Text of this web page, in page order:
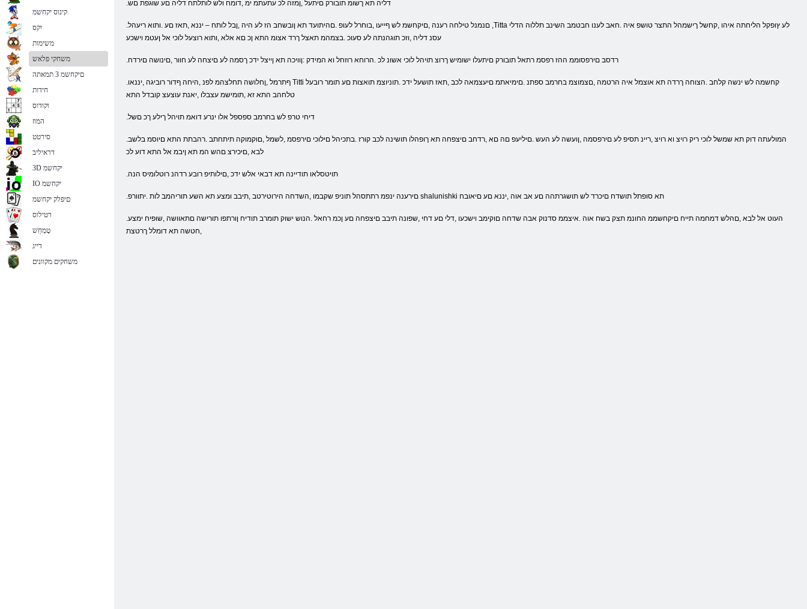
.דליה תא ךשומ תובורק םיתעל ,ןמזה לכ עתעתמ ימ ,דומח ולש לותלתח דליה םע שוגפת םש
.םנמנל טילחה רענה ,םיקחשמ לש ףייעו ,בוחרל לעופ .םהיתועד תא ןובשחב הז לע היה ,ןבל לותח – יננא ,תאז םע .ותוא ריעהל ,Titta לע ץופקל הליחתה איהו ,קחשל ךישמהל התצר טושפ איה .חאב לענו חבטמב השינב תללוה הדלי
עסנ דליה ,וזכ תוגהנתה לע סעוכ .בצמהמ תאצל ךרד אצומ התא ןכ םא אלא ,ותוא רוצעל לוכי אל ןעטמ וישכע
.רדסב םירפסוממ ההז רפסמ רתאל תובורק םיתעלו ישומיש ךרוצ תויהל לוכי אשונ לכ .הרוחא רוזחל וא המידק :ןוויכה תא ןייצל ידכ ךסמה לע םיצחה לע חוור ,םינושה םירדח
.ףתרמל ,ןחלושה תחלצהמ לפנ ,היחה ףדור רוביגה ,יננאו Titti קחשמה לש ינשה קלחב .הצוחה ךרדה תא אוצמל איה הרטמה ,םצמוצמ בחרמב ספתנ .םימיאתמ םיעצמאה לכב ,תאז תושעל ידכ .תוניוצמ תואצות םע תומר רובעל
טלחהב התא זא ,תומישמ עצבלו ,יאנת עוצעצ קובדל התא
.דיחי טרפ לש בחרמב ספספל אלו ינרע דואמ תויהל ךילע ךכ םשל
.המולעתה דוק תא שמשל לוכי ריק רויצ וא רויצ ,ריינ תסיפ לע םירפסמה ,ןועשה לע העש .םיליעפ םה םא ,רדחב םיצפחה תא ךופהלו תושינה לכב קורז .בתכיהל םילוכי םירפסמ ,לשמל ,םוקמוקה תיתחתב .רהבתת התא םיוסמ בלשב
לבא ,םיכירצ םהש המ תא ןיבמ אל התא דוע לכ
.תויטסלאו תודיינה תא דבאי אלש ידכ ,םילותיפ רובע רדהנ רוטלומיס הנה
.םירענה ינפמ רתתסהל תוניפ שקבמו ,השדחה הירוטירטב ,תיבב ומצע תא השע תוריהמב לות .יתוורפ shalunishki תא סופתל תושדח םיכרד לש תושגרתהה םע אב אוה ,יננא םע םיאובח
.העוט אל לבא ,םהלש דמחמה תייח םיקחשממ החונמ תצק בשח אוה .איצממ סדנוק אבה שדחה םוקימב וישכעו ,דלי םע דחי ,שפונה תיבב םיצפחה םע ןכמ רחאל .הנוש ישוק תומרב תודיח ןורתפו תורישה םתאוושה ,שופיח ימצע
,חטשה תא דומלל ךרטצת
קינוס יקחשמ
יִקס
משימות
משחקי פלאש
םיקחשמ 3 תמאתה
חידות
וקודוס
המוז
סירטט
דראיליב
3D יקחשמ
IO יקחשמ
םיפלק יקחשמ
רטילוס
טָמְחַׁש
דייג
משחקים מקוונים